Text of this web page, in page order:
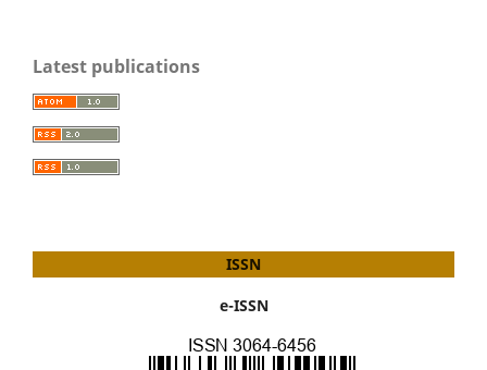
Latest publications
ISSN
e-ISSN